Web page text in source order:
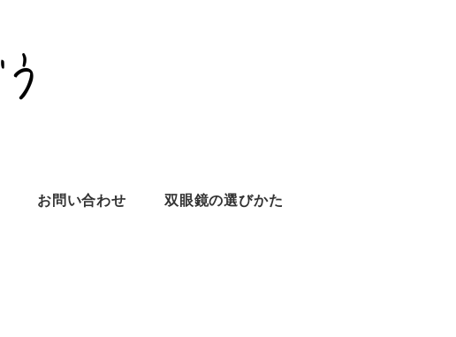
お問い合わせ 双眼鏡の選びかた